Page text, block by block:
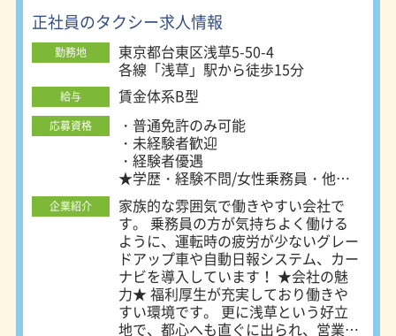
ます。 働くときは働く・休むときは
休むとオン・オフのメリハリがはっき
りしていることや、 職場内の人間関
係が良好で温かみのある職場であるこ
とが数字にも表れています。 ◆充実
の研修制度 研修期間は1か月～2か月
あり、それぞれのペースに合わせてし
っかり行っています。 乗務研修で
は、ベテランの指導運転士がマンツー
マンで指導を行い、多数のチェック項
目を設けており、 ひとつひとつクリ
アしたことを確認しながら着実に技能
を身に付けてステップアップしていけ
るシステムとなっているため安心で
す。 単独乗務スタート後も定期的な
フォローアップを通じ、一人前のハイ
ヤー運転士に成長していきます！ ◆
二種免許取得費用全額会社補助 AT限
定解除と普通二種免許の取得費用は全
正社員のタクシー求人情報
勤務地
東京都台東区浅草5-50-4
各線「浅草」駅から徒歩15分
給与 賃金体系B型
応募資格
・普通免許のみ可能
・未経験者歓迎
・経験者優遇
★学歴・経験不問/女性乗務員・他業
種の方大歓迎
企業紹介
家族的な雰囲気で働きやすい会社で
す。 乗務員の方が気持ちよく働ける
ように、運転時の疲労が少ないグレー
ドアップ車や自動日報システム、カー
ナビを導入しています！ ★会社の魅
力★ 福利厚生が充実しており働きや
すい環境です。 更に浅草という好立
地で、都心へも直ぐに出られ、営業に